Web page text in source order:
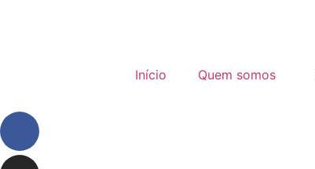
Início Quem somos